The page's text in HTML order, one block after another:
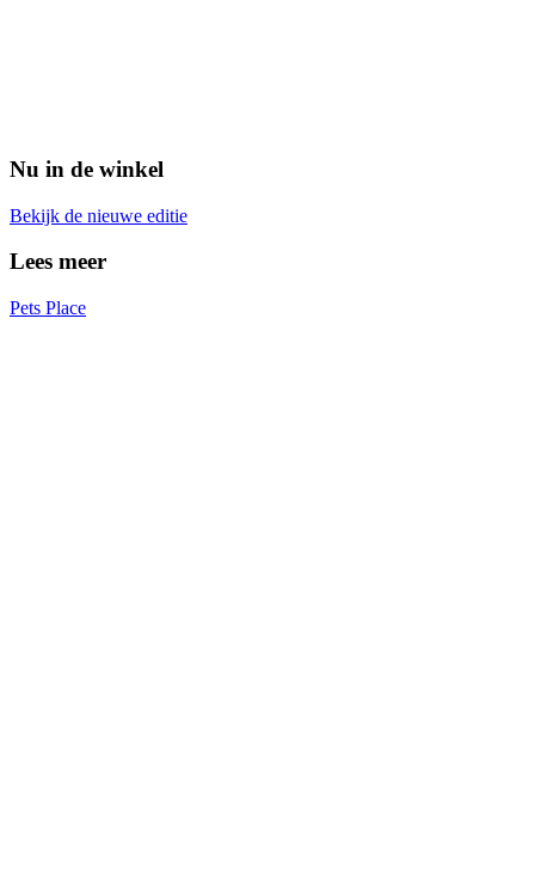
Nu in de winkel
Bekijk de nieuwe editie
Lees meer
Pets Place